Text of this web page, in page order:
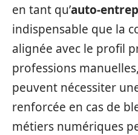
en tant qu’auto-
indispensable que la
alignée avec le profil
professions
peuvent nécessiter
renforcée en cas de
métiers numériques